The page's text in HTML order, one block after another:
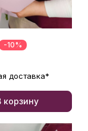
-10%
доставка*
корзину